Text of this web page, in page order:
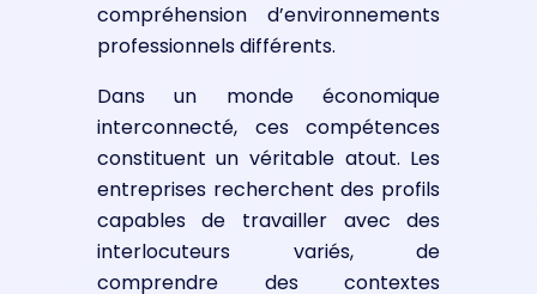
compréhension d’environnements
professionnels différents.
Dans un monde économique
interconnecté, ces compétences
constituent un véritable atout. Les
entreprises recherchent des profils
capables de travailler avec des
interlocuteurs variés, de
comprendre des contextes